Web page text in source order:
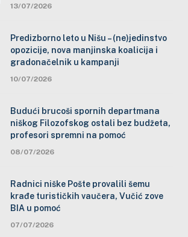
13/07/2026
Predizborno leto u Nišu – (ne)jedinstvo
opozicije, nova manjinska koalicija i
gradonačelnik u kampanji
10/07/2026
Budući brucoši spornih departmana
niškog Filozofskog ostali bez budžeta,
profesori spremni na pomoć
08/07/2026
Radnici niške Pošte provalili šemu
krađe turističkih vaučera, Vučić zove
BIA u pomoć
07/07/2026